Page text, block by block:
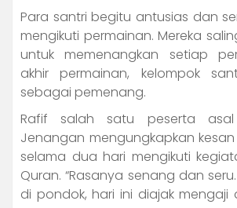
Para santri begitu antusias dan
mengikuti permainan. Mereka
untuk memenangkan setiap
akhir permainan, kelompok
sebagai pemenang.
Rafif salah satu peserta
Jenangan mengungkapkan
selama dua hari mengikuti
Quran. “Rasanya senang dan
di pondok, hari ini diajak